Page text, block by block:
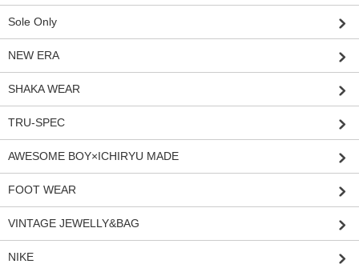
Sole Only
NEW ERA
SHAKA WEAR
TRU-SPEC
AWESOME BOY×ICHIRYU MADE
FOOT WEAR
VINTAGE JEWELLY&BAG
NIKE